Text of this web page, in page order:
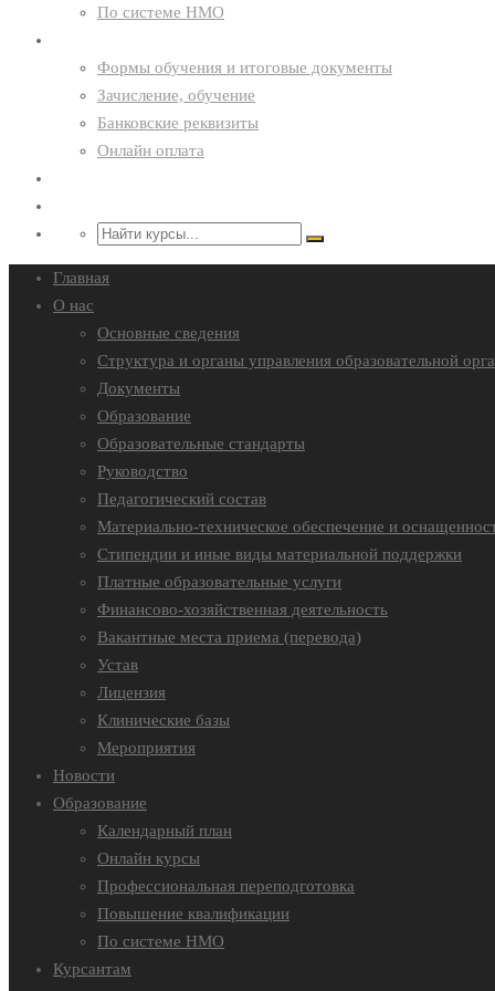
По системе НМО
Формы обучения и итоговые документы
Зачисление, обучение
Банковские реквизиты
Онлайн оплата
Главная
О нас
Основные сведения
Структура и органы управления образовательной
Документы
Образование
Образовательные стандарты
Руководство
Педагогический состав
Материально-техническое обеспечение и
Стипендии и иные виды материальной поддержки
Платные образовательные услуги
Финансово-хозяйственная деятельность
Вакантные места приема (перевода)
Устав
Лицензия
Клинические базы
Мероприятия
Новости
Образование
Календарный план
Онлайн курсы
Профессиональная переподготовка
Повышение квалификации
По системе НМО
Курсантам